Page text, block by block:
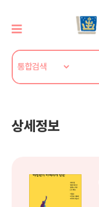
상세정보